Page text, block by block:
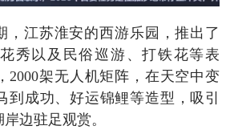
，江苏淮安的西游乐园，推出了
秀以及民俗巡游、打铁花等表
2000架无人机矩阵，在天空中变
到成功、好运锦鲤等造型，吸引
边驻足观赏。